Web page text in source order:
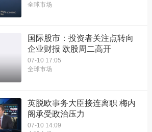
全球市场
国际股市：投资者关注点转向
企业财报 欧股周二高开
07-10 17:05
全球市场
英脱欧事务大臣接连离职 梅内
阁承受政治压力
07-10 14:09